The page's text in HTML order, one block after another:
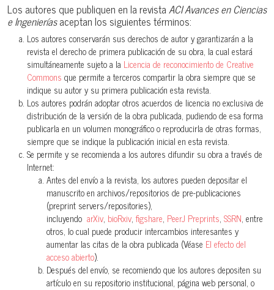
Los autores que publiquen en la revistaACI Avances en Ciencias
e Ingenieríasaceptan los siguientes términos:
Los autores conservarán sus derechos de autor y garantizarán a la
revista el derecho de primera publicación de su obra, la cual estará
simultáneamente sujeto a la Licencia de reconocimiento de Creative
Commons que permite a terceros compartir la obra siempre que se
indique su autor y su primera publicación esta revista.
Los autores podrán adoptar otros acuerdos de licencia no exclusiva de
distribución de la versión de la obra publicada, pudiendo de esa forma
publicarla en un volumen monográfico o reproducirla de otras formas,
siempre que se indique la publicación inicial en esta revista.
Se permite y se recomienda a los autores difundir su obra a través de
Internet:
Antes del envío a la revista, los autores pueden depositar el
manuscrito en archivos/repositorios de pre-publicaciones
(preprint servers/repositories),
incluyendo arXiv, bioRxiv, figshare, PeerJ Preprints, SSRN, entre
otros, lo cual puede producir intercambios interesantes y
aumentar las citas de la obra publicada (Véase El efecto del
acceso abierto).
Después del envío, se recomiendo que los autores depositen su
artículo en su repositorio institucional, página web personal, o